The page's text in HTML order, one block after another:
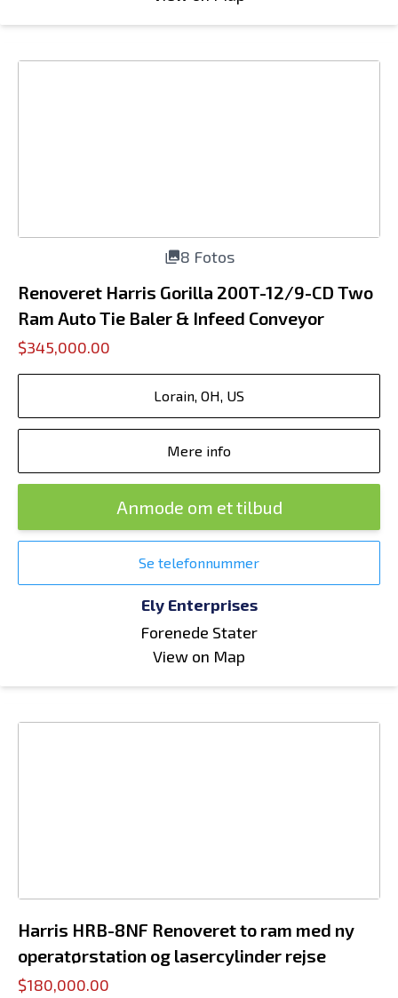
8 Fotos
Renoveret Harris Gorilla 200T-12/9-CD Two
Ram Auto Tie Baler & Infeed Conveyor
$345,000.00
Lorain, OH, US
Mere info
Anmode om et tilbud
Se telefonnummer
Ely Enterprises
Forenede Stater
View on Map
Harris HRB-8NF Renoveret to ram med ny
operatørstation og lasercylinder rejse
$180,000.00